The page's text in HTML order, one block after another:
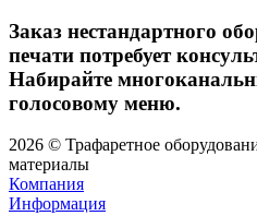
Заказ нестандартного
печати потребует
Набирайте
голосовому меню.
2026 © Трафаретное
материалы
Компания
Информация